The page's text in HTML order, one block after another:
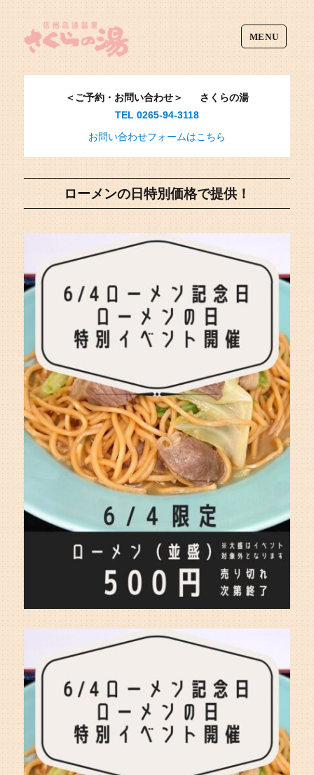
MENU
＜ご予約・お問い合わせ＞
さくらの湯
TEL 0265-94-3118
お問い合わせフォームはこちら
ローメンの日特別価格で提供！